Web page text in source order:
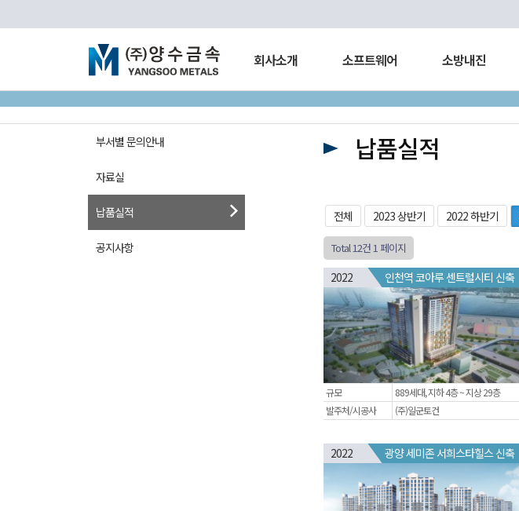
회사소개 소프트웨어 소방내진
부서별 문의안내
자료실
납품실적
공지사항
납품실적
전체 2023 상반기 2022 하반기
Total 12건1 페이지
2022 인천역 코아루 센트럴시티 신축
규모
889세대, 지하 4층 ~ 지상 29층
발주처/시공사
(주)일군토건
2022 광양 세미존 서희스타힐스 신축